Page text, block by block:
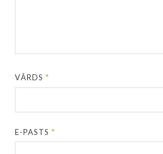
VĀRDS*
E-PASTS*